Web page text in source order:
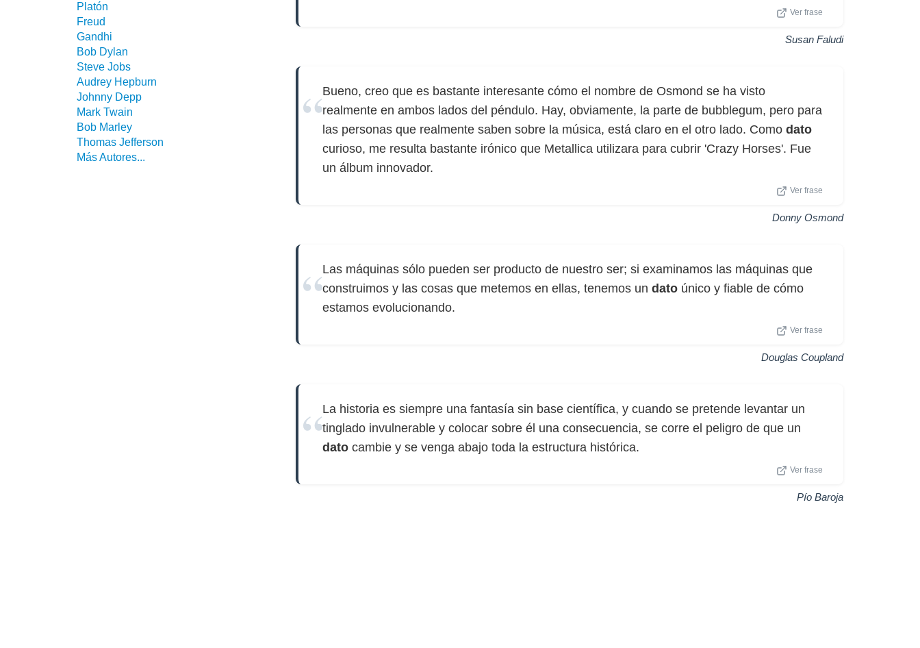
Ver frase
Susan Faludi
Bueno, creo que es bastante interesante cómo el nombre de Osmond se ha visto
realmente en ambos lados del péndulo. Hay, obviamente, la parte de bubblegum, pero para
las personas que realmente saben sobre la música, está claro en el otro lado. Como dato
curioso, me resulta bastante irónico que Metallica utilizara para cubrir 'Crazy Horses'. Fue
un álbum innovador.
Ver frase
Donny Osmond
Las máquinas sólo pueden ser producto de nuestro ser; si examinamos las máquinas que
construimos y las cosas que metemos en ellas, tenemos un dato único y fiable de cómo
estamos evolucionando.
Ver frase
Douglas Coupland
La historia es siempre una fantasía sin base científica, y cuando se pretende levantar un
tinglado invulnerable y colocar sobre él una consecuencia, se corre el peligro de que un
dato cambie y se venga abajo toda la estructura histórica.
Ver frase
Pío Baroja
Platón
Freud
Gandhi
Bob Dylan
Steve Jobs
Audrey Hepburn
Johnny Depp
Mark Twain
Bob Marley
Thomas Jefferson
Más Autores...